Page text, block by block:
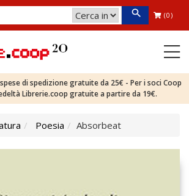
(0)
di spedizione gratuite da 25€ - Per i soci Coop
Librerie.coop gratuite a partire da 19€.
Poesia Absorbeat